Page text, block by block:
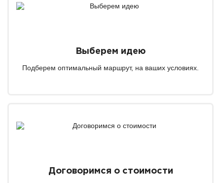
Выберем идею
Подберем оптимальный маршрут, на ваших условиях.
Договоримся о стоимости